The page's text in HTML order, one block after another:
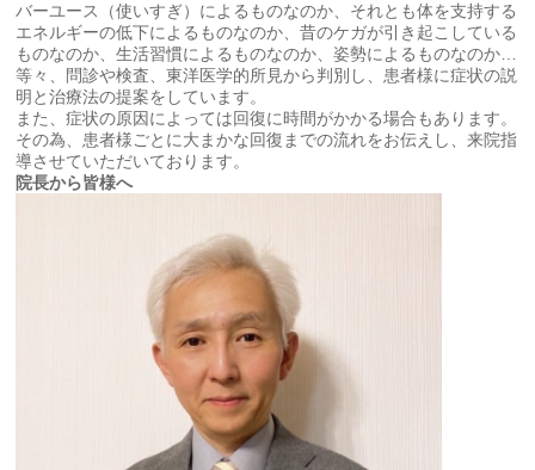
バーユース（使いすぎ）によるものなのか、それとも体を支持する
エネルギーの低下によるものなのか、昔のケガが引き起こしている
ものなのか、生活習慣によるものなのか、姿勢によるものなのか…
等々、問診や検査、東洋医学的所見から判別し、患者様に症状の説
明と治療法の提案をしています。
また、症状の原因によっては回復に時間がかかる場合もあります。
その為、患者様ごとに大まかな回復までの流れをお伝えし、来院指
導させていただいております。
院長から皆様へ